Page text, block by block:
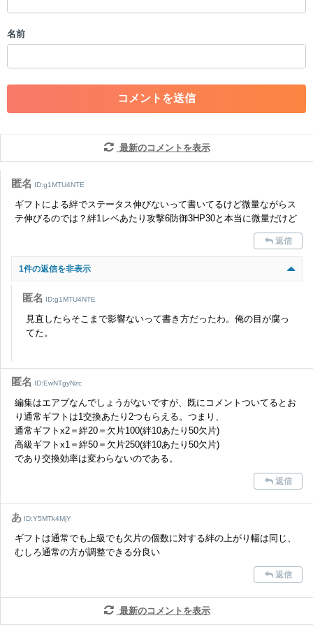
・一度削除された投稿を再び投稿すること
・アカウントの売買など金銭が絡む内容の投稿
・各ゲームのネタバレを含む内容の投稿
・その他、管理者が不適切と判断した投稿
コメントの削除を申請する※投稿内容を確認後、順次対応さ
せていただきます。ご了承ください。
さい。
また、過度な利用規約の違反や、弊社に損害の及ぶ内容の書き込みがあ
った場合は、法的措置をとらせていただく場合もございますので、あら
名前
最新のコメントを表示
匿名 ID:g1MTU4NTE
ギフトによる絆でステータス伸びないって書いてるけど微量ながらス
テ伸びるのでは？絆1レベあたり攻撃6防御3HP30と本当に微量だけど
返信
1件の返信を非表示
匿名 ID:g1MTU4NTE
見直したらそこまで影響ないって書き方だったわ。俺の目が腐っ
てた。
匿名 ID:EwNTgyNzc
編集はエアプなんでしょうがないですが、既にコメントついてるとお
り通常ギフトは1交換あたり2つもらえる。つまり、
通常ギフトx2＝絆20＝欠片100(絆10あたり50欠片)
高級ギフトx1＝絆50＝欠片250(絆10あたり50欠片)
であり交換効率は変わらないのである。
返信
あ ID:Y5MTk4MjY
ギフトは通常でも上級でも欠片の個数に対する絆の上がり幅は同じ、
むしろ通常の方が調整できる分良い
返信
最新のコメントを表示